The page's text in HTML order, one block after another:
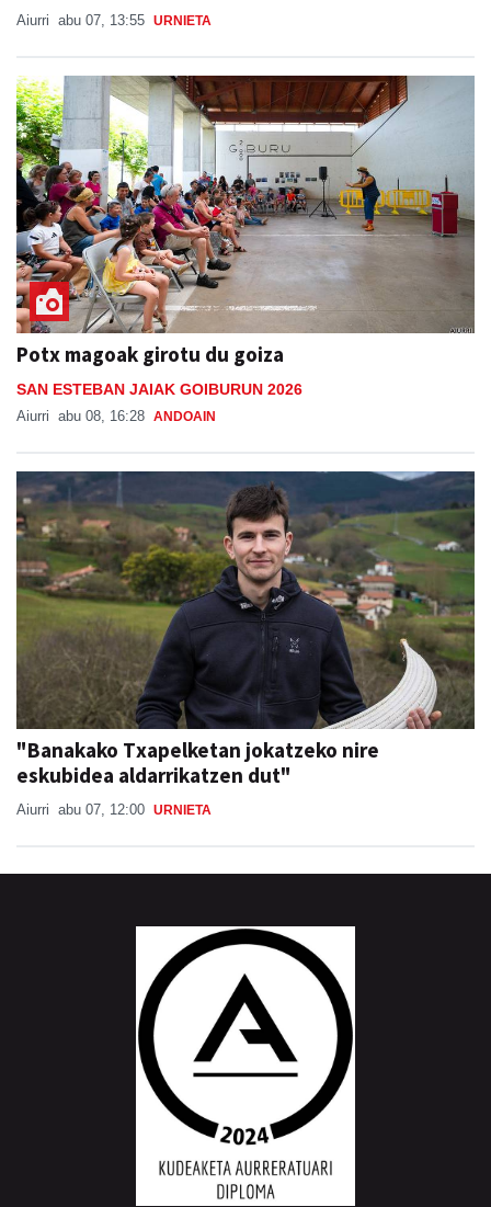
Aiurri abu 07, 13:55 URNIETA
Potx magoak girotu du goiza
SAN ESTEBAN JAIAK GOIBURUN 2026
Aiurri abu 08, 16:28 ANDOAIN
"Banakako Txapelketan jokatzeko nire
eskubidea aldarrikatzen dut"
Aiurri abu 07, 12:00 URNIETA